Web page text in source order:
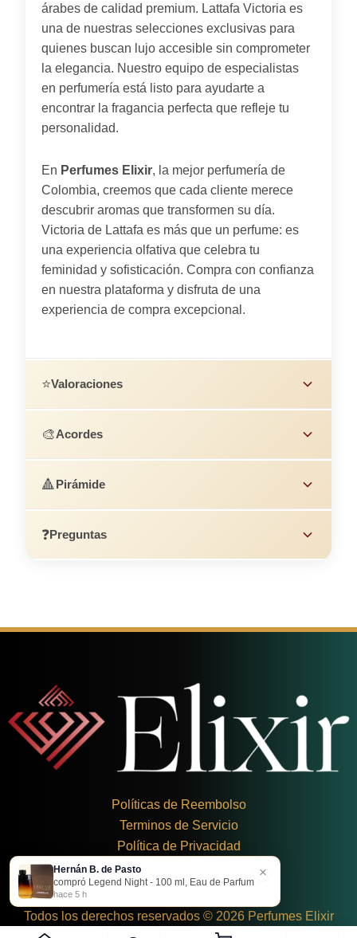
árabes de calidad premium. Lattafa Victoria es
una de nuestras selecciones exclusivas para
quienes buscan lujo accesible sin comprometer
la elegancia. Nuestro equipo de especialistas
en perfumería está listo para ayudarte a
encontrar la fragancia perfecta que refleje tu
personalidad.
En Perfumes Elixir, la mejor perfumería de
Colombia, creemos que cada cliente merece
descubrir aromas que transformen su día.
Victoria de Lattafa es más que un perfume: es
una experiencia olfativa que celebra tu
feminidad y sofisticación. Compra con confianza
en nuestra plataforma y disfruta de una
experiencia de compra excepcional.
⭐Valoraciones
🎨Acordes
🔺Pirámide
❓Preguntas
Políticas de Reembolso
Terminos de Servicio
Política de Privacidad
+57 324 248 8379
Todos los derechos reservados © 2026 Perfumes Elixir
Hernán B. de Pasto
compró Legend Night - 100 ml, Eau de Parfum
hace 5 h
×